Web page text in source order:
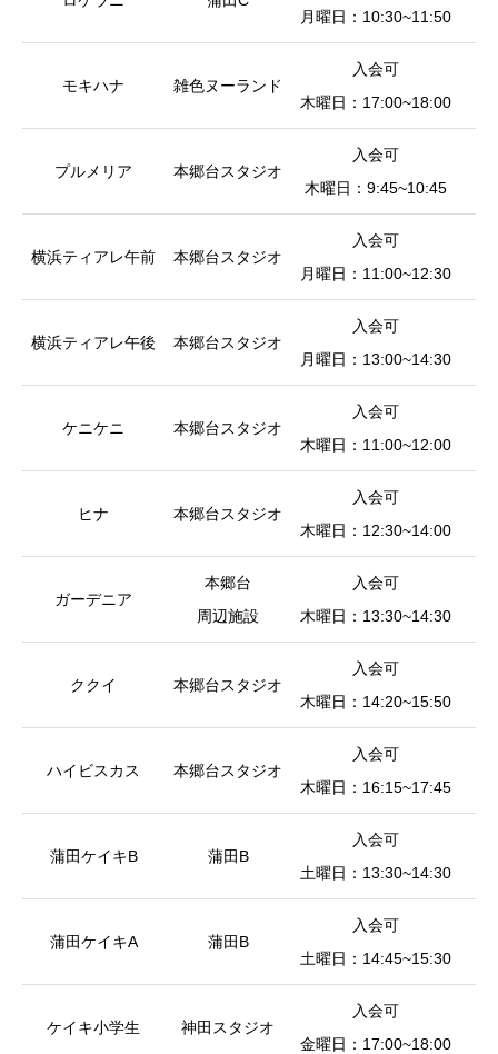
月曜日：10:30~11:50
モキハナ 雑色ヌーランド
入会可
木曜日：17:00~18:00
プルメリア 本郷台スタジオ
入会可
木曜日：9:45~10:45
横浜ティアレ午前 本郷台スタジオ
入会可
月曜日：11:00~12:30
横浜ティアレ午後 本郷台スタジオ
入会可
月曜日：13:00~14:30
ケニケニ 本郷台スタジオ
入会可
木曜日：11:00~12:00
ヒナ 本郷台スタジオ
入会可
木曜日：12:30~14:00
ガーデニア
本郷台
周辺施設
入会可
木曜日：13:30~14:30
ククイ 本郷台スタジオ
入会可
木曜日：14:20~15:50
ハイビスカス 本郷台スタジオ
入会可
木曜日：16:15~17:45
蒲田ケイキB 蒲田B
入会可
土曜日：13:30~14:30
蒲田ケイキA 蒲田B
入会可
土曜日：14:45~15:30
ケイキ小学生 神田スタジオ
入会可
金曜日：17:00~18:00